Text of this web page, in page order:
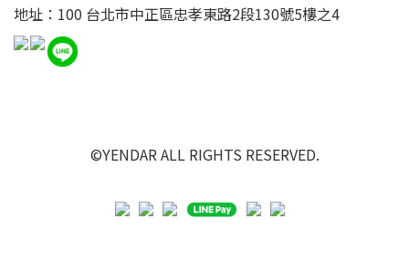
地址：100 台北市中正區忠孝東路2段130號5樓之4
©YENDAR ALL RIGHTS RESERVED.